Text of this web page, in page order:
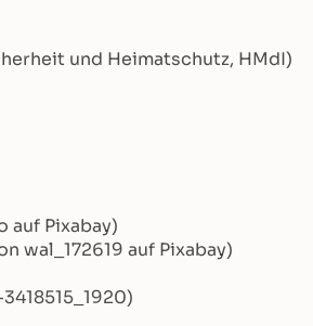
und Heimatschutz, HMdI)
auf Pixabay)
wal_172619 auf Pixabay)